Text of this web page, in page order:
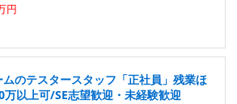
円
のテスタースタッフ「正社員」残業ほ
以上可/SE志望歓迎・未経験歓迎